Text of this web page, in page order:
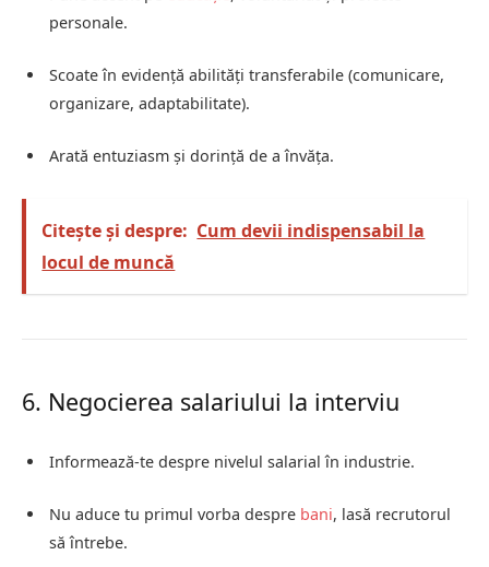
personale.
Scoate în evidență abilități transferabile (comunicare,
organizare, adaptabilitate).
Arată entuziasm și dorință de a învăța.
Citește și despre: Cum devii indispensabil la
locul de muncă
6. Negocierea salariului la interviu
Informează-te despre nivelul salarial în industrie.
Nu aduce tu primul vorba despre bani, lasă recrutorul
să întrebe.